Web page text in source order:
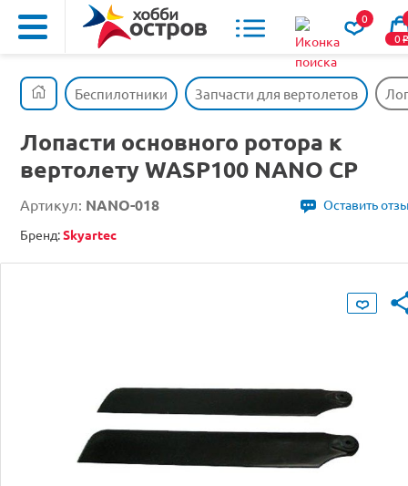
0
0o
Беспилотники Запчасти для вертолетов
Лопасти основного ротора к
вертолету WASP100 NANO CP
Артикул: NANO-018
Оставить
Бренд:Skyartec